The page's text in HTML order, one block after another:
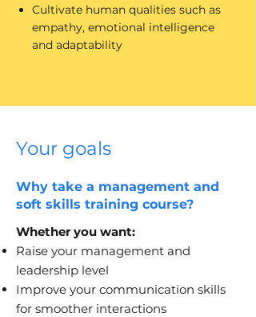
Cultivate human qualities such as
empathy, emotional intelligence
and adaptability
Your goals
Why take a management and
soft skills training course?
Whether you want:
Raise your management and
leadership level
Improve your communication skills
for smoother interactions